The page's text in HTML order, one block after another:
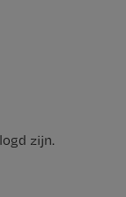
zijn.